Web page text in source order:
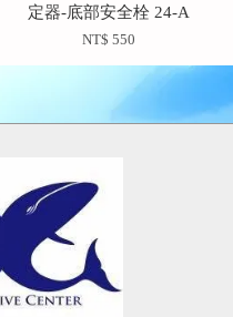
定器-底部安全栓 24-A
NT$ 550